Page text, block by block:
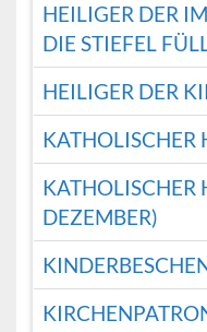
HEILIGER DER
DIE STIEFEL
HEILIGER DER
KATHOLISCHER
KATHOLISCHER
DEZEMBER)